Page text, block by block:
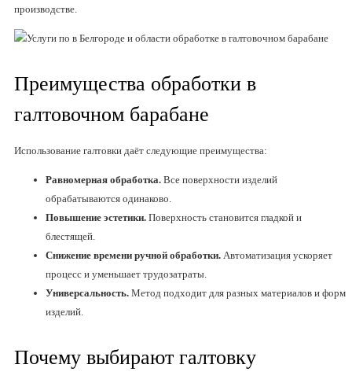
производстве.
Преимущества обработки в
галтовочном барабане
Использование галтовки даёт следующие преимущества:
Равномерная обработка. Все поверхности изделий
обрабатываются одинаково.
Повышение эстетики. Поверхность становится гладкой и
блестящей.
Снижение времени ручной обработки. Автоматизация ускоряет
процесс и уменьшает трудозатраты.
Универсальность. Метод подходит для разных материалов и форм
изделий.
Почему выбирают галтовку